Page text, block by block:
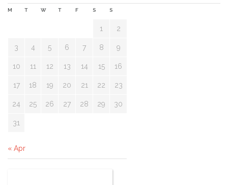
M T W T F S S
1 2
3 4 5 6 7 8 9
10 11 12 13 14 15 16
17 18 19 20 21 22 23
24 25 26 27 28 29 30
31
« Apr